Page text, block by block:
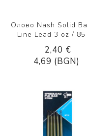
Олово Nash Solid
Line Lead 3 oz / 85
2,40 €
4,69 (BGN)